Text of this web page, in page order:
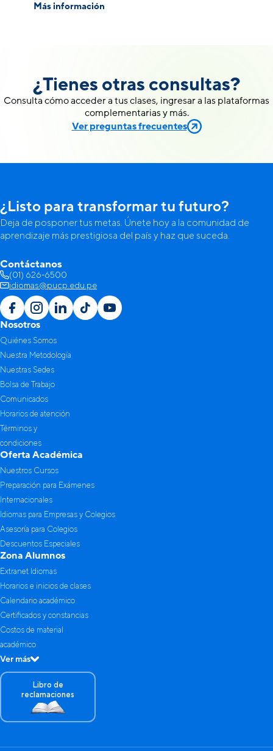
Más información
¿Tienes otras consultas?
Consulta cómo acceder a tus clases, ingresar a las plataformas
complementarias y más.
Ver preguntas frecuentes
¿Listo para transformar tu futuro?
Deja de posponer tus metas. Únete hoy a la comunidad de
aprendizaje más prestigiosa del país y haz que suceda.
Contáctanos
(01) 626-6500
idiomas@pucp.edu.pe
Nosotros
Quiénes Somos
Nuestra Metodología
Nuestras Sedes
Bolsa de Trabajo
Comunicados
Horarios de atención
Términos y
condiciones
Oferta Académica
Nuestros Cursos
Preparación para Exámenes
Internacionales
Idiomas para Empresas y Colegios
Asesoría para Colegios
Descuentos Especiales
Zona Alumnos
Extranet Idiomas
Horarios e inicios de clases
Calendario académico
Certificados y constancias
Costos de material
académico
Ver más
Libro de
reclamaciones